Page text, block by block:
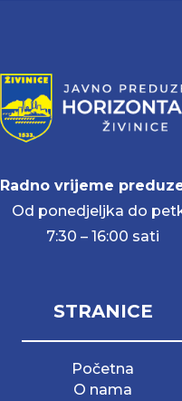
Radno vrijeme
Od ponedjeljka do
7:30 – 16:00 sati
STRANICE
Početna
O nama